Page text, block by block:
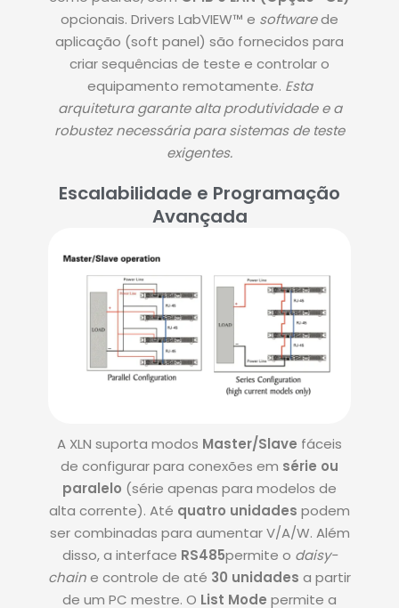
opcionais. Drivers LabVIEW™ e softwarede
aplicação (soft panel) são fornecidos para
criar sequências de teste e controlar o
equipamento remotamente. Esta
arquitetura garante alta produtividade e a
robustez necessária para sistemas de teste
exigentes.
Escalabilidade e Programação
Avançada
A XLN suporta modos Master/Slave fáceis
de configurar para conexões em série ou
paralelo (série apenas para modelos de
alta corrente). Até quatro unidades podem
ser combinadas para aumentar V/A/W. Além
disso, a interface RS485permite o daisy-
chaine controle de até 30 unidades a partir
de um PC mestre. O List Mode permite a